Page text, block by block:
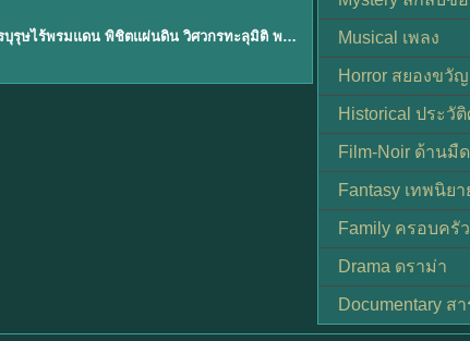
EP.1วีรบุรุษไร้พรมแดน พิชิตแผ่นดิน วิศวกรทะลุมิติ พลิกแผ่นดิน Musical เพลง
Horror สยองขวัญ
Historical ประวั
Film-Noir ด้านมื
Fantasy เทพนิยา
Family ครอบครัว
Drama ดราม่า
Documentary ส